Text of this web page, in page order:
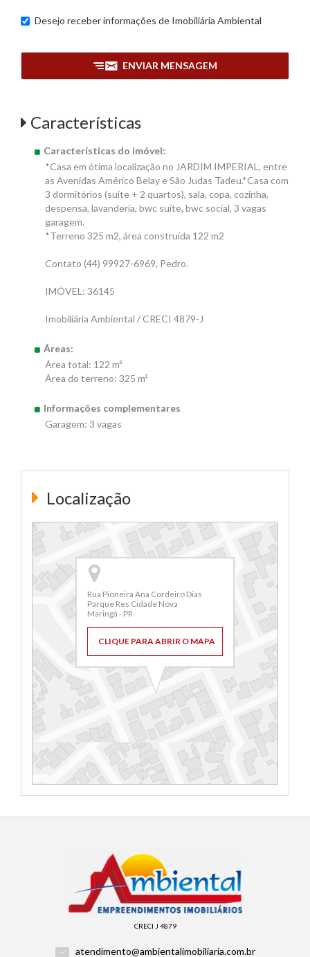
Desejo receber informações de Imobiliária Ambiental
ENVIAR MENSAGEM
Características
Características do imóvel:
*Casa em ótima localização no JARDIM IMPERIAL, entre
as Avenidas Américo Belay e São Judas Tadeu.*Casa com
3 dormitórios (suíte + 2 quartos), sala, copa, cozinha,
despensa, lavanderia, bwc suíte, bwc social, 3 vagas
garagem.
*Terreno 325 m2, área construída 122 m2
Contato (44) 99927-6969, Pedro.
IMÓVEL: 36145
Imobiliária Ambiental / CRECI 4879-J
Áreas:
Área total: 122 m²
Área do terreno: 325 m²
Informações complementares
Garagem: 3 vagas
Localização
Rua Pioneira Ana Cordeiro Dias
Parque Res Cidade Nova
Maringá - PR
CLIQUE PARA ABRIR O MAPA
CRECI J 4879
atendimento@ambientalimobiliaria.com.br